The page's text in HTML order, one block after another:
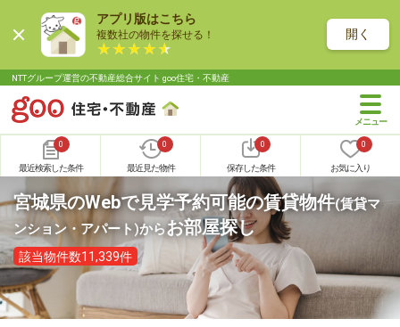
アプリ版はこちら
複数社の物件を探せる！ 開く
NTTグループ運営の不動産総合サイト goo住宅・不動産
0
最近検索した条件
0
最近見た物件
0
保存した条件
0
お気に入り
宮城県のWebで見学予約可能の賃貸物件(賃貸マ
ンション・アパート)からお部屋探し
該当物件数11,339件